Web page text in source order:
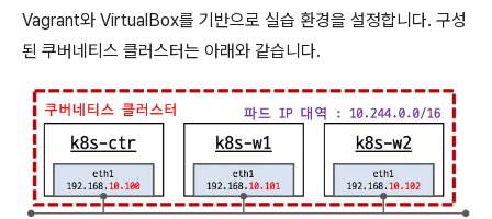
Vagrant와 VirtualBox를 기반으로 실습 환경을 설정합니다. 구성
된 쿠버네티스 클러스터는 아래와 같습니다.